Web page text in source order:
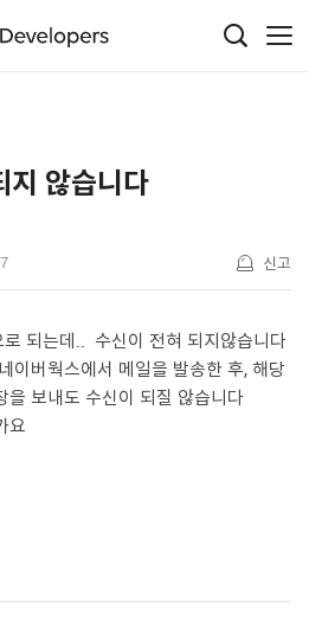
지 않습니다
신고
되는데.. 수신이 전혀 되지않습니다
이버웍스에서 메일을 발송한 후, 해당
보내도 수신이 되질 않습니다
요